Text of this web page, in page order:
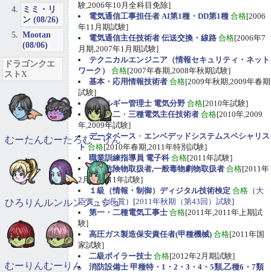
験,2006年10月全科目免除]
電気通信工事担任者 AI第1種・DD第1種 合格[2006
年11月期試験]
電気通信主任技術者 伝送交換・線路 合格[2006年7
月期,2007年1月期試験]
テクニカルエンジニア（情報セキュリティ・ネット
ワーク）
合格[2007年春期,2008年秋期試験]
基本・応用情報技術者 合格[2009年秋期,2009年春期
試験]
エネルギー管理士 電気分野 合格[2010年試験]
第一・二 ・ 三種電気主任技術者 合格[2010年,2009
年,2009年試験]
データベース ・ エンベデッドシステムスペシャリス
ト 合格[2010年春期,2011年特別試験]
職業訓練指導員 電子科 合格[2011年試験]
甲種危険物取扱者,一般毒物劇物取扱者 合格[2011年
2月期,2011年試験]
１級（情報・制御）ディジタル技術検定 合格 （ 大
臣賞、会長賞）[2011年秋期（第43回）試験]
第一・二種電気工事士 合格[2011年,2011年上期試
験]
高圧ガス製造保安責任者(甲種機械) 合格[2011年国
家試験]
二級ボイラー技士 合格[2012年2月期試験]
消防設備士 甲種特・1・2・3・4・5類,乙種6・7類
ミミ・リ
ン (08/26)
Mootan
(08/06)
ドラゴンクエ
ストX
むーたんむーたろむーりん
ひろりんルンルンジュジュ
むーりんむーりん